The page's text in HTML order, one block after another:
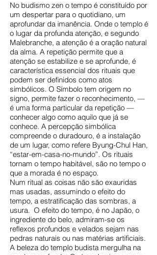
No budismo zen o tempo é constituído por
um despertar para o quotidiano, um
aprofundar da imanência. Onde o templo é
o lugar da profunda atenção, e segundo
Malebranche, a atenção é a oração natural
da alma. A repetição permite que a
atenção se estabilize e se aprofunde, é
característica essencial dos rituais que
podem ser definidos como atos
simbólicos. O Símbolo tem origem no
signo, permite fazer o reconhecimento, —
é uma forma particular da repetição —
conhecer algo como aquilo que já se
conhece. A percepção simbólica
compreende o duradouro, é a instalação
de um lugar, como refere Byung-Chul Han,
“estar-em-casa-no-mundo”. Os rituais
tornam o tempo habitável, são no tempo o
que a morada é no espaço.
Num ritual as coisas não são exauridas
mas usadas, assumindo o efeito do
tempo, a estratificação das sombras, a
usura. O efeito do tempo, é no Japão, o
ingrediente do belo, admiram-se os
reflexos profundos e velados sejam nas
pedras naturais ou nas matérias artificiais.
A beleza do templo budista mergulha na